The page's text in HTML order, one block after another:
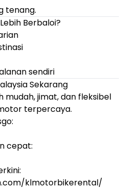
tenang.
Berbaloi?
sendiri
Sekarang
mudah, jimat, dan fleksibel
terpercaya.
cepat:
klmotorbikerental/